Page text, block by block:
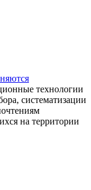
технологии
систематизации
на территории